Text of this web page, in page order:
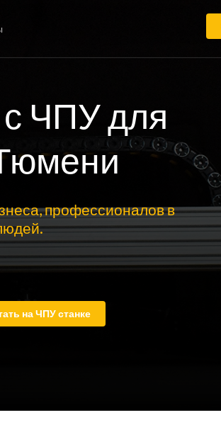
ЧПУ для
профессионалов в
на ЧПУ станке